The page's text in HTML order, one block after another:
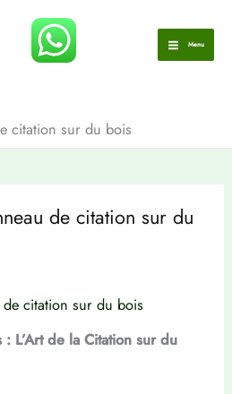
Menu
citation sur du bois
de citation sur du
citation sur du bois
L’Art de la Citation sur du